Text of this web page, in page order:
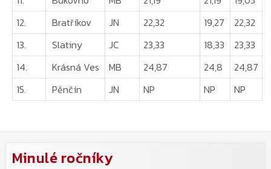
12.
Bratříkov JN 22,32 19,27
22,32
13.
Slatiny JC 23,33 18,33
23,33
14.
Krásná Ves MB 24,87 24,8
24,87
15.
Pěnčín JN NP NP NP
Minulé ročníky